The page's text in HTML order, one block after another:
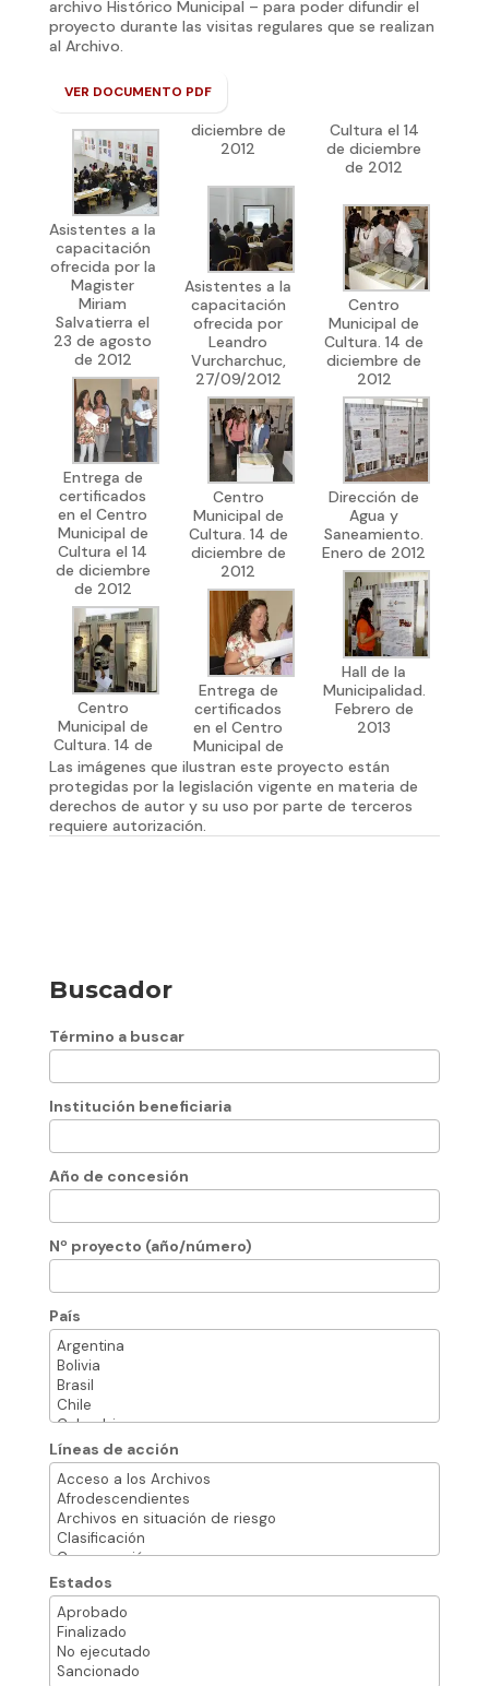
archivo Histórico Municipal – para poder difundir el
proyecto durante las visitas regulares que se realizan
al Archivo.
VER DOCUMENTO PDF
Asistentes a la
capacitación
ofrecida por la
Magister
Miriam
Salvatierra el
23 de agosto
de 2012
Entrega de
certificados
en el Centro
Municipal de
Cultura el 14
de diciembre
de 2012
Centro
Municipal de
Cultura. 14 de
diciembre de
2012
Asistentes a la
capacitación
ofrecida por
Leandro
Vurcharchuc,
27/09/2012
Centro
Municipal de
Cultura. 14 de
diciembre de
2012
Entrega de
certificados
en el Centro
Municipal de
Cultura el 14
de diciembre
de 2012
Centro
Municipal de
Cultura. 14 de
diciembre de
2012
Dirección de
Agua y
Saneamiento.
Enero de 2012
Hall de la
Municipalidad.
Febrero de
2013
Las imágenes que ilustran este proyecto están
protegidas por la legislación vigente en materia de
derechos de autor y su uso por parte de terceros
requiere autorización.
Buscador
Término a buscar
Institución beneficiaria
Año de concesión
Nº proyecto (año/número)
País
Líneas de acción
Estados